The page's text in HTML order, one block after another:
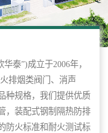
泰”)成立于2006年，
排烟类阀门、消声
种规格，我们提供优质
，装配式钢制隔热防排
防火标准和耐火测试标